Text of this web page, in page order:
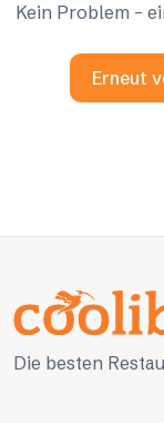
Kein Problem –
Erneut
Die besten